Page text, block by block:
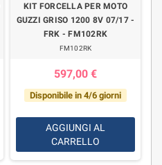
KIT FORCELLA PER MOTO
GUZZI GRISO 1200 8V 07/17 -
FRK - FM102RK
FM102RK
597,00 €
Disponibile in 4/6 giorni
AGGIUNGI AL
CARRELLO